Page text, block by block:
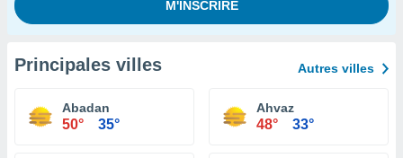
Principales villes Autres villes
Abadan
50° 35°
Ahvaz
48° 33°